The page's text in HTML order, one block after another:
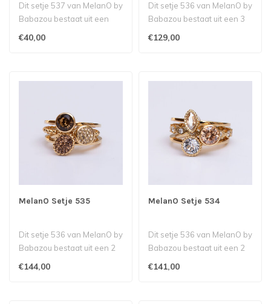
Dit setje 537 van MelanO by
Babazou bestaat uit een
petite ring met een Twisted..
€40,00
Dit setje 536 van MelanO by
Babazou bestaat uit een 3
petite ringen met een Nav..
€129,00
MelanO Setje 535
Dit setje 536 van MelanO by
Babazou bestaat uit een 2
petite ringen met een Bali..
€144,00
MelanO Setje 534
Dit setje 536 van MelanO by
Babazou bestaat uit een 2
petite ringen met een Nave..
€141,00